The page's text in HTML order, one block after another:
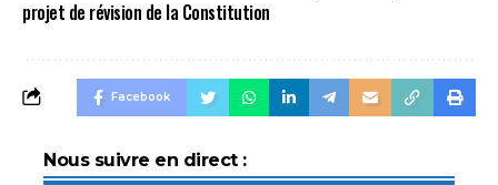
projet de révision de la Constitution
Facebook
Nous suivre en direct :